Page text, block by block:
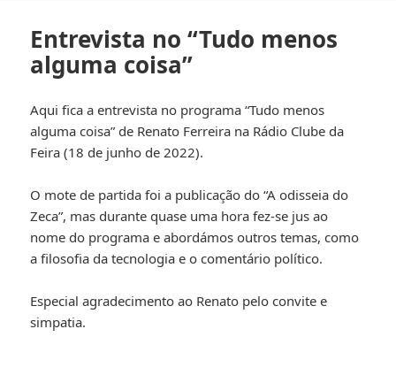
Entrevista no “Tudo menos
alguma coisa”
Aqui fica a entrevista no programa “Tudo menos
alguma coisa” de Renato Ferreira na Rádio Clube da
Feira (18 de junho de 2022).
O mote de partida foi a publicação do “A odisseia do
Zeca”, mas durante quase uma hora fez-se jus ao
nome do programa e abordámos outros temas, como
a filosofia da tecnologia e o comentário político.
Especial agradecimento ao Renato pelo convite e
simpatia.